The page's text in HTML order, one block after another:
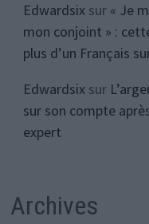
Edwardsixsur « Je
mon conjoint » :
plus d’un Français
Edwardsixsur
sur son compte
expert
Archives